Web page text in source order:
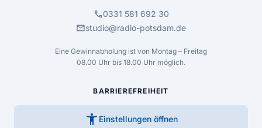
call0331 581 692 30
mailstudio@radio-potsdam.de
Eine Gewinnabholung ist von Montag – Freitag
08.00 Uhr bis 18.00 Uhr möglich.
BARRIEREFREIHEIT
accessibility_new Einstellungen öffnen